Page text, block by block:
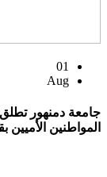
01
Aug
جامعة دمنهور تطلق
المواطنين الأميين